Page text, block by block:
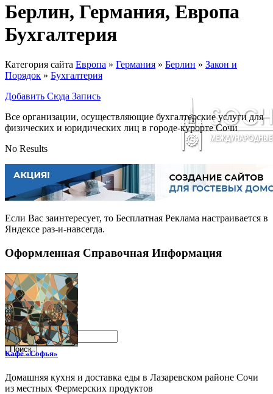
Поиск
Берлин, Германия, Европа
Бухгалтерия
Категория сайта Европа » Германия » Берлин » Закон и
Порядок » Бухгалтерия
Добавить Сюда Запись
Все организации, осуществляющие бухгалтерские услуги для
физических и юридических лиц в городе-курорте Сочи
No Results
Если Вас заинтересует, то Бесплатная Реклама настраивается в
Яндексе раз-и-навсегда.
Оформленная Справочная Информация
Кафе «Софья»
Домашняя кухня и доставка еды в Лазаревском районе Сочи
из местных Фермерских продуктов